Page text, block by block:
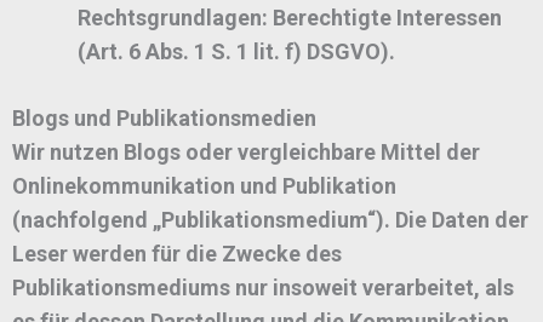
Rechtsgrundlagen: Berechtigte Interessen
(Art. 6 Abs. 1 S. 1 lit. f) DSGVO).
Blogs und Publikationsmedien
Wir nutzen Blogs oder vergleichbare Mittel der
Onlinekommunikation und Publikation
(nachfolgend „Publikationsmedium“). Die Daten der
Leser werden für die Zwecke des
Publikationsmediums nur insoweit verarbeitet, als